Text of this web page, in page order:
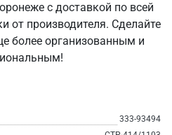
с доставкой по всей
от производителя. Сделайте
более организованным и
333-93494